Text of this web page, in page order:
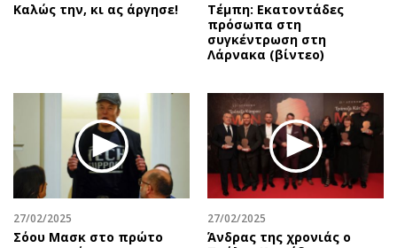
Καλώς την, κι ας άργησε!
Τέμπη: Εκατοντάδες
πρόσωπα στη
συγκέντρωση στη
Λάρνακα (βίντεο)
27/02/2025
Σόου Μασκ στο πρώτο
27/02/2025
Άνδρας της χρονιάς ο